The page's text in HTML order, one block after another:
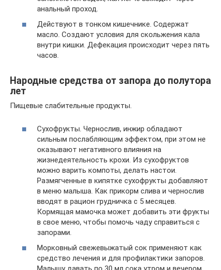
анальный проход.
Действуют в тонком кишечнике. Содержат
масло. Создают условия для скольжения кала
внутри кишки. Дефекация происходит через пять
часов.
Народные средства от запора до полутора
лет
Пищевые слабительные продукты.
Сухофрукты. Чернослив, инжир обладают
сильным послабляющим эффектом, при этом не
оказывают негативного влияния на
жизнедеятельность крохи. Из сухофруктов
можно варить компоты, делать настои.
Размягченные в кипятке сухофрукты добавляют
в меню малыша. Как прикорм слива и чернослив
вводят в рацион грудничка с 5 месяцев.
Кормящая мамочка может добавить эти фрукты
в свое меню, чтобы помочь чаду справиться с
запорами.
Морковный свежевыжатый сок применяют как
средство лечения и для профилактики запоров.